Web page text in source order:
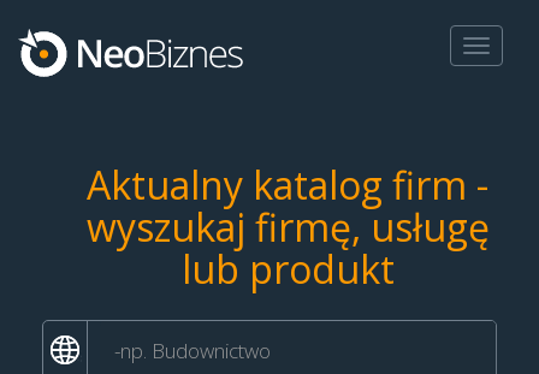
Toggle
Aktualny katalog firm -
wyszukaj firmę, usługę
lub produkt